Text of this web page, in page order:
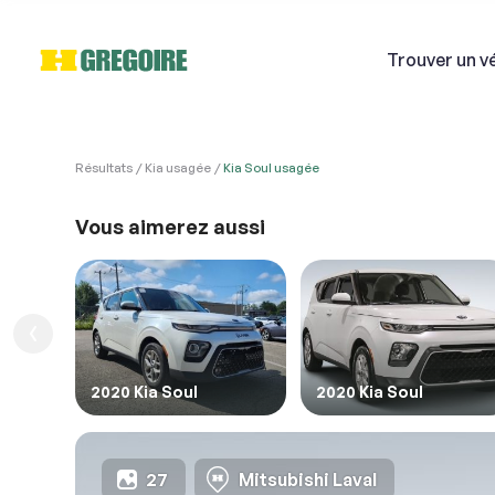
Trouver un
Résultats Kia usagée Kia Soul usagée
Vous aimerez aussi
2020 Kia Soul 2020 Kia Soul
27 Mitsubishi Laval
1.
1.
1.